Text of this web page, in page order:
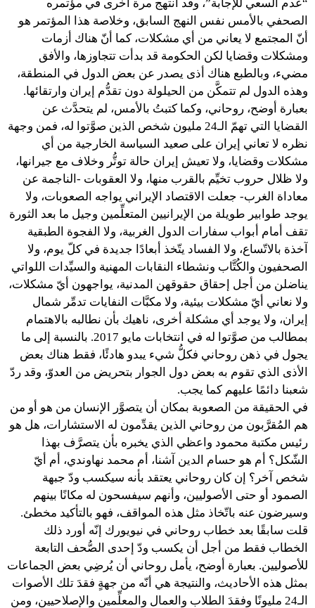
“عدم السعي للإجابة”، وقد انتهج مرة أخرى في مؤتمره
الصحفي بالأمس نفس النهج السابق، وخلاصة هذا المؤتمر هو
أنّ المجتمع لا يعاني من أي مشكلات، كما أنّ هناك أزمات
ومشكلات وقضايا لكن الحكومة قد بدأت تتجاوزها، والأفق
مضيء، وبالطبع هناك أذى يصدر عن بعض الدول في المنطقة،
وهذه الدول لم تتمكَّن من الحيلولة دون تقدُّم إيران وارتقائها.
بعبارة أوضح، روحاني، وكما كتبتُ بالأمس، لم يتحدَّث عن
القضايا التي تهمّ الـ24 مليون شخص الذين صوَّتوا له، فمن وجهة
نظره لا تعاني إيران على صعيد السياسة الخارجية من أي
مشكلات وقضايا، ولا تعيش إيران حالة توتُّر وخلاف مع جيرانها،
ولا ظلال حروب تخيِّم بالقرب منها، ولا العقوبات -الناجمة عن
معاداة الغرب- جعلت الاقتصاد الإيراني يواجه الصعوبات، ولا
يوجد طوابير طويلة من الإيرانيين المتعلِّمين وجيل ما بعد الثورة
تقف أمام أبواب سفارات الدول الغربية، ولا الفجوة الطبقية
آخذة بالاتّساع، ولا الفساد يتّخذ أبعادًا جديدة في كلّ يوم، ولا
الصحفيون والكُتَّاب ونشطاء النقابات المهنية والسيِّدات اللواتي
يناضلن من أجل إحقاق حقوقهن المدنية، يواجهون أيّ مشكلات،
ولا نعاني أيّ مشكلات بيئية، ولا مكبَّات النفايات تدمِّر شمال
إيران، ولا يوجد أي مشكلة أخرى، ناهيك بأن نطالبه بالاهتمام
بمطالب من صوَّتوا له في انتخابات مايو 2017. بالنسبة إلى ما
يجول في ذهن روحاني فكلُّ شيء يبدو هادئًا، فقط هناك بعض
الأذى الذي تقوم به بعض دول الجوار بتحريض من العدوّ، وقد ردّ
شعبنا دائمًا عليهم كما يجب.
في الحقيقة من الصعوبة بمكان أن يتصوَّر الإنسان من هو أو من
هم المُقرَّبون من روحاني الذين يقدِّمون له الاستشارات، هل هو
رئيس مكتبة محمود واعظي الذي يخبره بأن يتصرَّف بهذا
الشّكل؟ أم هو حسام الدين آشنا، أم محمد نهاوندي، أم أيّ
شخص آخر؟ إن كان روحاني يعتقد بأنه سيكسب ودّ جبهة
الصمود أو حتى الأصوليين، وأنهم سيفسحون له مكانًا بينهم
وسيرضون عنه باتّخاذ مثل هذه المواقف، فهو بالتأكيد مخطئ.
قلت سابقًا بعد خطاب روحاني في نيويورك إنّه أورد ذلك
الخطاب فقط من أجل أن يكسب ودّ إحدى الصُّحف التابعة
للأصوليين. بعبارة أوضح، يأمل روحاني أن يُرضِي بعض الجماعات
بمثل هذه الأحاديث، والنتيجة هي أنّه من جهةٍ فقدَ تلك الأصوات
الـ24 مليونًا وفقدَ الطلاب والعمال والمعلِّمين والإصلاحيين، ومن